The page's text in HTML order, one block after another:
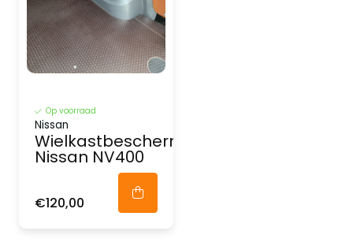
Op voorraad
Nissan
Wielkastbescherming
Nissan NV400
€120,00